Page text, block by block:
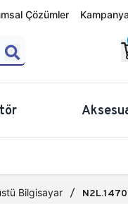
Çözümler
Bilgisayar